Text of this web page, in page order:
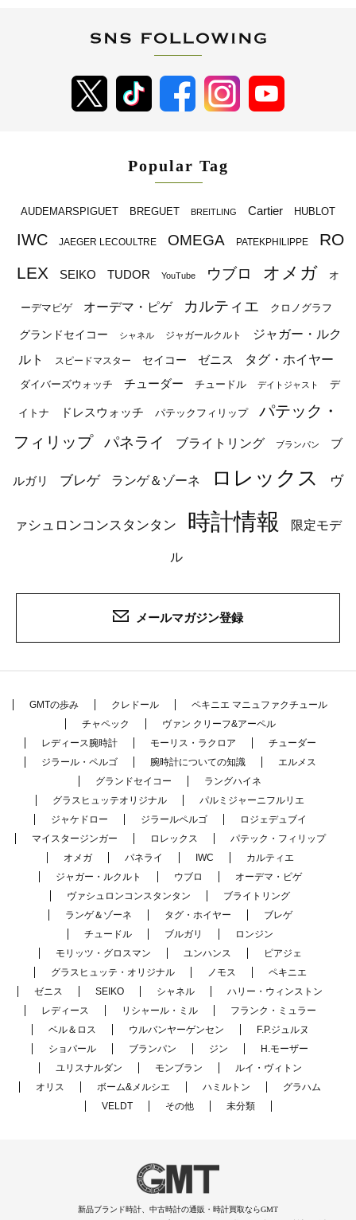
Popular Tag
AUDEMARSPIGUET BREGUET BREITLING Cartier HUBLOT
IWC JAEGER LECOULTRE OMEGA PATEKPHILIPPE
RO
LEX
SEIKO TUDOR YouTube ウブロ オメガ オ
ーデマピゲ オーデマ・ピゲ カルティエ クロノグラフ
グランドセイコー シャネル ジャガールクルト
ジャガー・ルク
ルト
スピードマスター セイコー ゼニス タグ・ホイヤー
ダイバーズウォッチ チューダー チュードル デイトジャスト デ
イトナ ドレスウォッチ パテックフィリップ
パテック・
フィリップ
パネライ ブライトリング ブランパン ブ
ルガリ ブレゲ ランゲ＆ゾーネ ロレックス ヴ
ァシュロンコンスタンタン 時計情報 限定モデ
ル
メールマガジン登録
GMTの歩み クレドール
ペキニエ マニュファクチュール
チャペック
ヴァン クリーフ&アーペル
レディース腕時計
モーリス・ラクロア
チューダー
ジラール・ペルゴ
腕時計についての知識
エルメス
グランドセイコー
ラングハイネ
グラスヒュッテオリジナル
パルミジャーニフルリエ
ジャケドロー
ジラールペルゴ
ロジェデュブイ
マイスタージンガー
ロレックス
パテック・フィリップ
オメガ
パネライ IWC
カルティエ
ジャガー・ルクルト
ウブロ
オーデマ・ピゲ
ヴァシュロンコンスタンタン
ブライトリング
ランゲ＆ゾーネ
タグ・ホイヤー
ブレゲ
チュードル
ブルガリ
ロンジン
モリッツ・グロスマン
ユンハンス
ピアジェ
グラスヒュッテ・オリジナル
ノモス
ペキニエ
ゼニス
SEIKO シャネル
ハリー・ウィンストン
レディース
リシャール・ミル
フランク・ミュラー
ベル＆ロス
ウルバンヤーゲンセン
F.P.ジュルヌ
ショパール
ブランパン ジン
H.モーザー
ユリスナルダン
モンブラン
ルイ・ヴィトン
オリス
ボーム&メルシエ ハミルトン
グラハム
VELDT
その他 未分類
新品ブランド時計、中古時計の通販・時計買取ならGMT